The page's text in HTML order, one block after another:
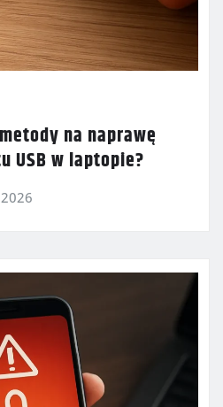
na naprawę
USB w laptopie?